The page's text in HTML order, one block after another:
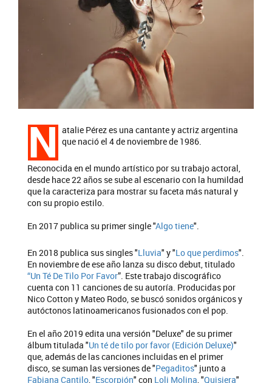
N atalie Pérez es una cantante y actriz argentina
que nació el 4 de noviembre de 1986.
Reconocida en el mundo artístico por su trabajo actoral,
desde hace 22 años se sube al escenario con la humildad
que la caracteriza para mostrar su faceta más natural y
con su propio estilo.
En 2017 publica su primer single "Algo tiene".
En 2018 publica sus singles "Lluvia" y "Lo que perdimos".
En noviembre de ese año lanza su disco debut, titulado
“Un Té De Tilo Por Favor”. Este trabajo discográfico
cuenta con 11 canciones de su autoría. Producidas por
Nico Cotton y Mateo Rodo, se buscó sonidos orgánicos y
autóctonos latinoamericanos fusionados con el pop.
En el año 2019 edita una versión "Deluxe" de su primer
álbum titulada "Un té de tilo por favor (Edición Deluxe)"
que, además de las canciones incluidas en el primer
disco, se suman las versiones de "Pegaditos" junto a
Fabiana Cantilo, "Escorpión" con Loli Molina, "Quisiera"